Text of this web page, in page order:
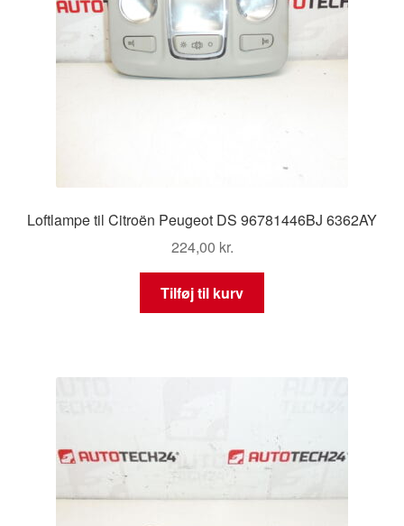
Loftlampe til Citroën Peugeot DS 96781446BJ 6362AY
224,00 kr.
Tilføj til kurv